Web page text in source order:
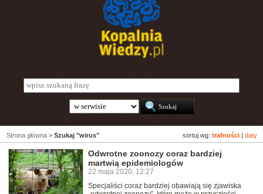
sortuj wg: trafności daty
Strona główna > Szukaj "wirus"
Odwrotne zoonozy coraz bardziej
martwią epidemiologów
22 maja 2020, 12:27
Specjaliści coraz bardziej obawiają się zjawiska